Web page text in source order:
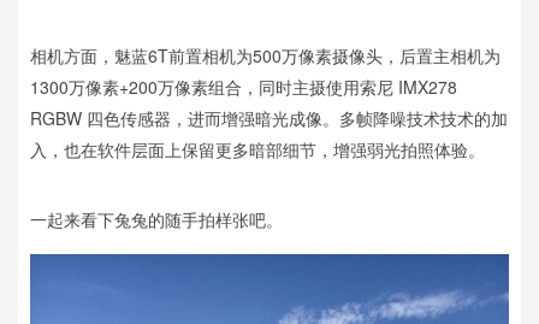
相机方面，魅蓝6T前置相机为500万像素摄像头，后置主相机为
1300万像素+200万像素组合，同时主摄使用索尼 IMX278
RGBW 四色传感器，进而增强暗光成像。多帧降噪技术技术的加
入，也在软件层面上保留更多暗部细节，增强弱光拍照体验。
一起来看下兔兔的随手拍样张吧。